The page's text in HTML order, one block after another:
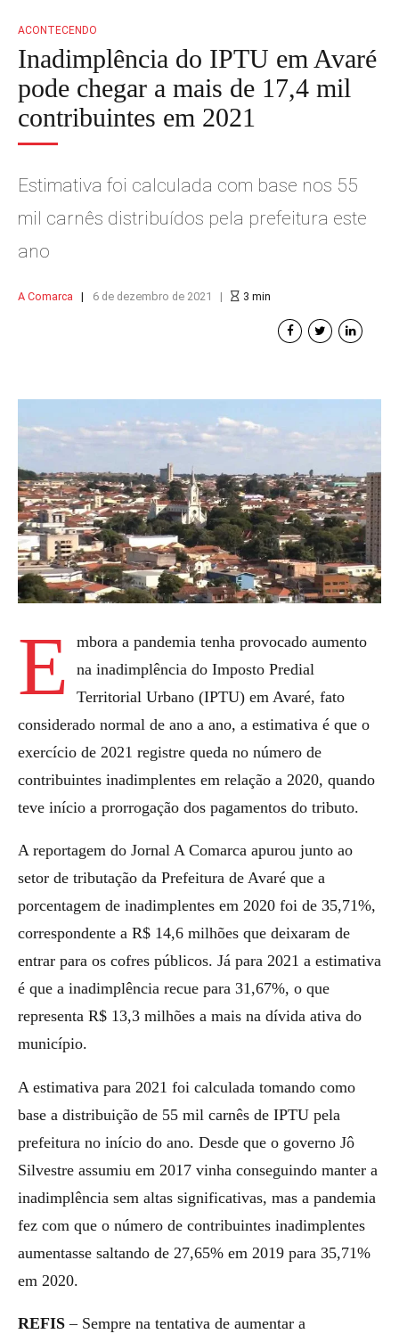
ACONTECENDO
Inadimplência do IPTU em Avaré
pode chegar a mais de 17,4 mil
contribuintes em 2021
Estimativa foi calculada com base nos 55
mil carnês distribuídos pela prefeitura este
ano
A Comarca 6 de dezembro de 2021 3 min
E
mbora a pandemia tenha provocado aumento
na inadimplência do Imposto Predial
Territorial Urbano (IPTU) em Avaré, fato
considerado normal de ano a ano, a estimativa é que o
exercício de 2021 registre queda no número de
contribuintes inadimplentes em relação a 2020, quando
teve início a prorrogação dos pagamentos do tributo.
A reportagem do Jornal A Comarca apurou junto ao
setor de tributação da Prefeitura de Avaré que a
porcentagem de inadimplentes em 2020 foi de 35,71%,
correspondente a R$ 14,6 milhões que deixaram de
entrar para os cofres públicos. Já para 2021 a estimativa
é que a inadimplência recue para 31,67%, o que
representa R$ 13,3 milhões a mais na dívida ativa do
município.
A estimativa para 2021 foi calculada tomando como
base a distribuição de 55 mil carnês de IPTU pela
prefeitura no início do ano. Desde que o governo Jô
Silvestre assumiu em 2017 vinha conseguindo manter a
inadimplência sem altas significativas, mas a pandemia
fez com que o número de contribuintes inadimplentes
aumentasse saltando de 27,65% em 2019 para 35,71%
em 2020.
REFIS – Sempre na tentativa de aumentar a